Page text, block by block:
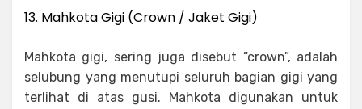
13. Mahkota Gigi (Crown / Jaket Gigi)
Mahkota gigi, sering juga disebut “crown”, adalah
selubung yang menutupi seluruh bagian gigi yang
terlihat di atas gusi. Mahkota digunakan untuk